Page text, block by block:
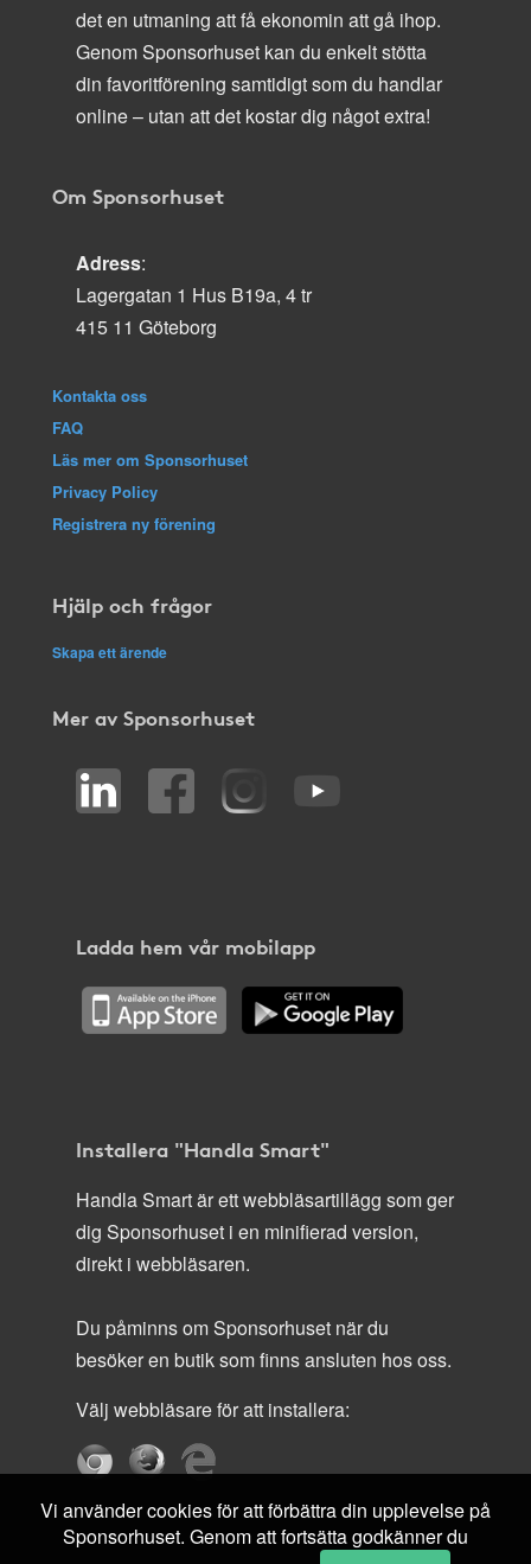
det en utmaning att få ekonomin att gå ihop.
Genom Sponsorhuset kan du enkelt stötta
din favoritförening samtidigt som du handlar
online – utan att det kostar dig något extra!
Om Sponsorhuset
Adress:
Lagergatan 1 Hus B19a, 4 tr
415 11 Göteborg
Kontakta oss
FAQ
Läs mer om Sponsorhuset
Privacy Policy
Registrera ny förening
Hjälp och frågor
Skapa ett ärende
Mer av Sponsorhuset
Ladda hem vår mobilapp
Installera "Handla Smart"
Handla Smart är ett webbläsartillägg som ger
dig Sponsorhuset i en minifierad version,
direkt i webbläsaren.
Du påminns om Sponsorhuset när du
besöker en butik som finns ansluten hos oss.
Välj webbläsare för att installera:
Vi använder cookies för att förbättra din upplevelse på
Sponsorhuset. Genom att fortsätta godkänner du